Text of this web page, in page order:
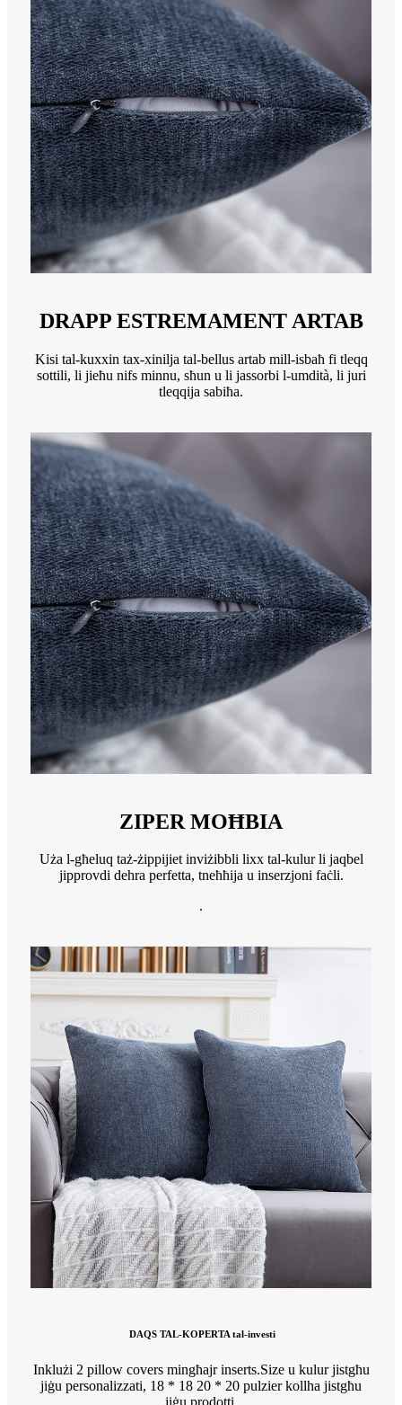
DRAPP ESTREMAMENT ARTAB
Kisi tal-kuxxin tax-xinilja tal-bellus artab mill-isbaħ fi tleqq
sottili, li jieħu nifs minnu, sħun u li jassorbi l-umdità, li juri
tleqqija sabiħa.
ZIPER MOĦBIA
Uża l-għeluq taż-żippijiet inviżibbli lixx tal-kulur li jaqbel
jipprovdi dehra perfetta, tneħħija u inserzjoni faċli.
.
DAQS TAL-KOPERTA tal-investi
Inklużi 2 pillow covers mingħajr inserts.Size u kulur jistgħu
jiġu personalizzati, 18 * 18 20 * 20 pulzier kollha jistgħu